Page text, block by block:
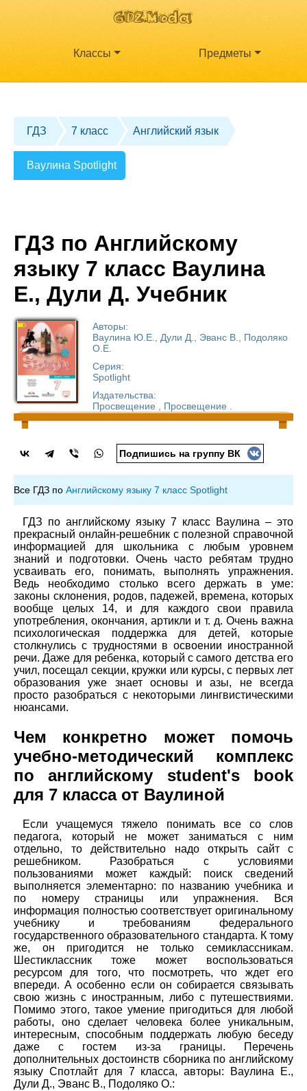
Классы Предметы
ГДЗ 7 класс Английский язык
Ваулина Spotlight
ГДЗ по Английскому
языку 7 класс Ваулина
Е., Дули Д. Учебник
Авторы:
Ваулина Ю.Е., Дули Д., Эванс В., Подоляко
О.Е.
Серия:
Spotlight
Издательства:
Просвещение , Просвещение .
Подпишись на группу ВК
Все ГДЗ по Английскому языку 7 класс Spotlight
ГДЗ по английскому языку 7 класс Ваулина – это
прекрасный онлайн-решебник с полезной справочной
информацией для школьника с любым уровнем
знаний и подготовки. Очень часто ребятам трудно
усваивать его, понимать, выполнять упражнения.
Ведь необходимо столько всего держать в уме:
законы склонения, родов, падежей, времена, которых
вообще целых 14, и для каждого свои правила
употребления, окончания, артикли и т. д. Очень важна
психологическая поддержка для детей, которые
столкнулись с трудностями в освоении иностранной
речи. Даже для ребенка, который с самого детства его
учил, посещал секции, кружки или курсы, с первых лет
образования уже знает основы и азы, не всегда
просто разобраться с некоторыми лингвистическими
нюансами.
Чем конкретно может помочь
учебно-методический комплекс
по английскому student's book
для 7 класса от Ваулиной
Если учащемуся тяжело понимать все со слов
педагога, который не может заниматься с ним
отдельно, то действительно надо открыть сайт с
решебником. Разобраться с условиями
пользованиями может каждый: поиск сведений
выполняется элементарно: по названию учебника и
по номеру страницы или упражнения. Вся
информация полностью соответствует оригинальному
учебнику и требованиям федерального
государственного образовательного стандарта. К тому
же, он пригодится не только семиклассникам.
Шестиклассник тоже может воспользоваться
ресурсом для того, что посмотреть, что ждет его
впереди. А особенно если он собирается связывать
свою жизнь с иностранным, либо с путешествиями.
Помимо этого, такое умение пригодиться для любой
работы, оно сделает человека более уникальным,
интересным, способным поддержать любую беседу
даже с гостем из-за границы. Перечень
дополнительных достоинств сборника по английскому
языку Спотлайт для 7 класса, авторы: Ваулина Е.,
Дули Д., Эванс В., Подоляко О.: